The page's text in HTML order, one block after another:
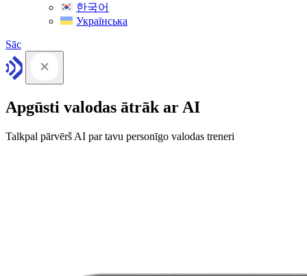
한국어
Українська
Sāc
Apgūsti valodas ātrāk ar AI
Talkpal pārvērš AI par tavu personīgo valodas treneri